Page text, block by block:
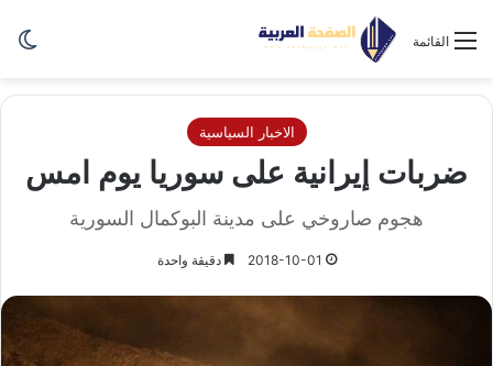
القائمة
الاخبار السياسية
ضربات إيرانية على سوريا يوم امس
هجوم صاروخي على مدينة البوكمال السورية
2018-10-01 دقيقة واحدة